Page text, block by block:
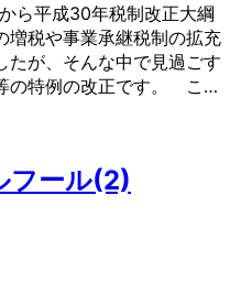
ら平成30年税制改正大綱
増税や事業承継税制の拡充
たが、そんな中で見過ごす
の特例の改正です。 こ…
ール(2)